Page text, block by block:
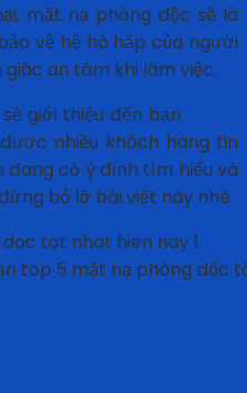
mặt nạ phòng độc sẽ là
vệ hệ hô hấp của người
an tâm khi làm việc.
giới thiệu đến bạn
nhiều khách hàng tin
đang có ý định tìm hiểu và
bỏ lỡ bài viết này nhé.
top 5 mặt nạ phòng độc